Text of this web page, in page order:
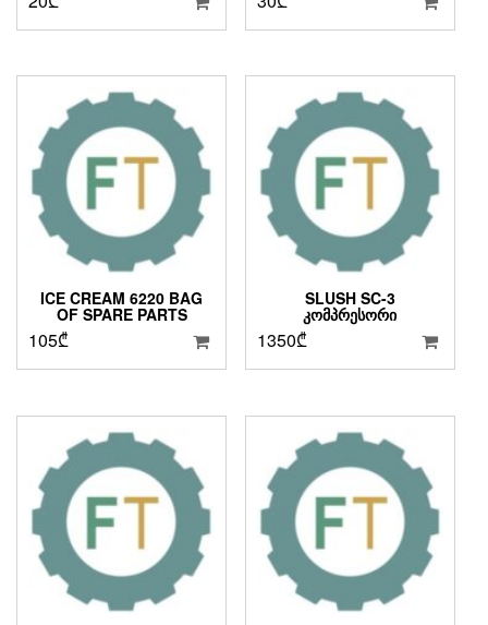
ICE CREAM 6220 BAG
OF SPARE PARTS
105₾
SLUSH SC-3
ᲙᲝᲛᲞᲠᲔᲡᲝᲠᲘ
1350₾